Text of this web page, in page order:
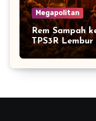
Megapolitan
Rem Sampah
TPS3R